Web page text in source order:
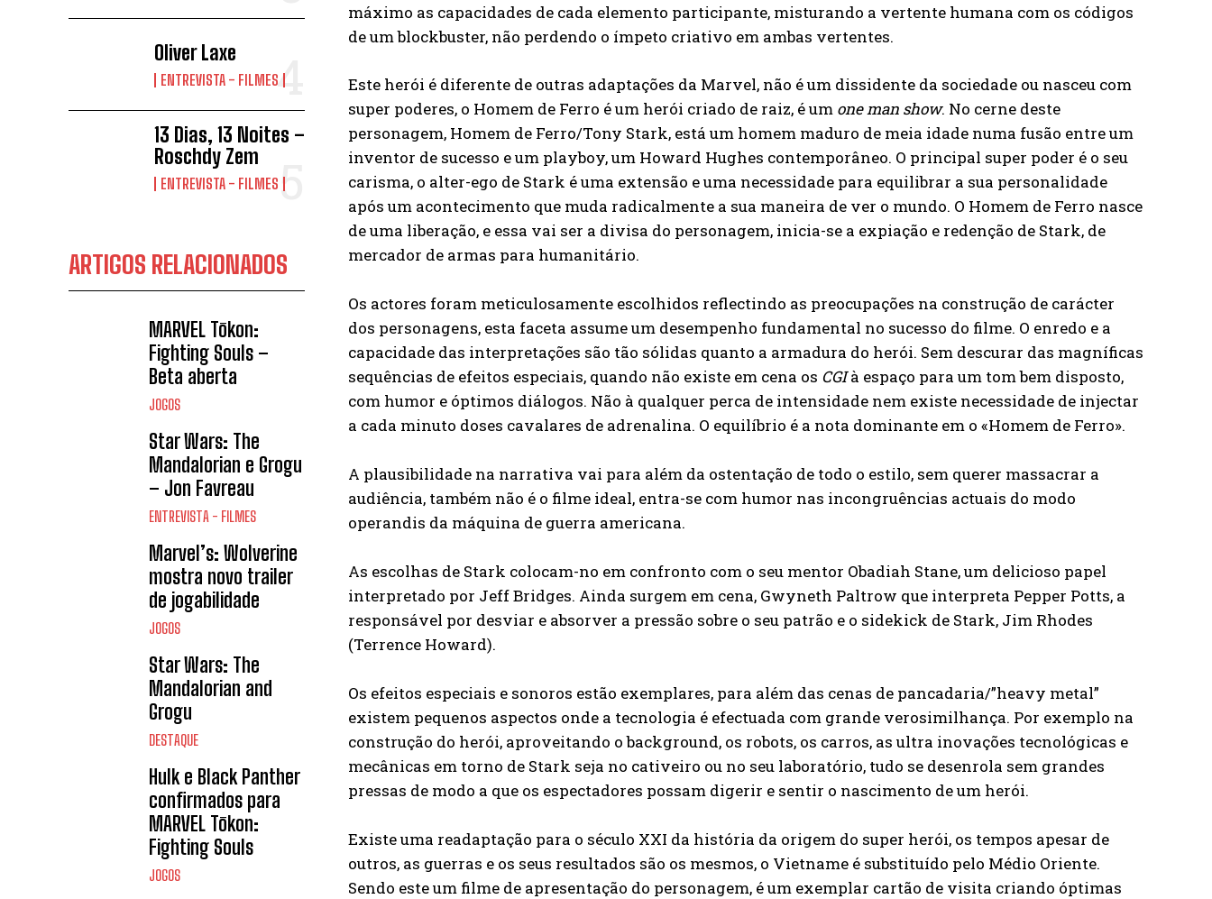
Oliver Laxe
ENTREVISTA - FILMES
13 Dias, 13 Noites –
Roschdy Zem
ENTREVISTA - FILMES
ARTIGOS RELACIONADOS
MARVEL Tōkon:
Fighting Souls –
Beta aberta
JOGOS
Star Wars: The
Mandalorian e Grogu
– Jon Favreau
ENTREVISTA - FILMES
Marvel’s: Wolverine
mostra novo trailer
de jogabilidade
JOGOS
Star Wars: The
Mandalorian and
Grogu
DESTAQUE
Hulk e Black Panther
confirmados para
MARVEL Tōkon:
Fighting Souls
JOGOS
máximo as capacidades de cada elemento participante, misturando a vertente humana com os códigos
de um blockbuster, não perdendo o ímpeto criativo em ambas vertentes.
Este herói é diferente de outras adaptações da Marvel, não é um dissidente da sociedade ou nasceu com
super poderes, o Homem de Ferro é um herói criado de raiz, é um one man show. No cerne deste
personagem, Homem de Ferro/Tony Stark, está um homem maduro de meia idade numa fusão entre um
inventor de sucesso e um playboy, um Howard Hughes contemporâneo. O principal super poder é o seu
carisma, o alter-ego de Stark é uma extensão e uma necessidade para equilibrar a sua personalidade
após um acontecimento que muda radicalmente a sua maneira de ver o mundo. O Homem de Ferro nasce
de uma liberação, e essa vai ser a divisa do personagem, inicia-se a expiação e redenção de Stark, de
mercador de armas para humanitário.
Os actores foram meticulosamente escolhidos reflectindo as preocupações na construção de carácter
dos personagens, esta faceta assume um desempenho fundamental no sucesso do filme. O enredo e a
capacidade das interpretações são tão sólidas quanto a armadura do herói. Sem descurar das magníficas
sequências de efeitos especiais, quando não existe em cena os CGIà espaço para um tom bem disposto,
com humor e óptimos diálogos. Não à qualquer perca de intensidade nem existe necessidade de injectar
a cada minuto doses cavalares de adrenalina. O equilíbrio é a nota dominante em o «Homem de Ferro».
A plausibilidade na narrativa vai para além da ostentação de todo o estilo, sem querer massacrar a
audiência, também não é o filme ideal, entra-se com humor nas incongruências actuais do modo
operandis da máquina de guerra americana.
As escolhas de Stark colocam-no em confronto com o seu mentor Obadiah Stane, um delicioso papel
interpretado por Jeff Bridges. Ainda surgem em cena, Gwyneth Paltrow que interpreta Pepper Potts, a
responsável por desviar e absorver a pressão sobre o seu patrão e o sidekick de Stark, Jim Rhodes
(Terrence Howard).
Os efeitos especiais e sonoros estão exemplares, para além das cenas de pancadaria/”heavy metal”
existem pequenos aspectos onde a tecnologia é efectuada com grande verosimilhança. Por exemplo na
construção do herói, aproveitando o background, os robots, os carros, as ultra inovações tecnológicas e
mecânicas em torno de Stark seja no cativeiro ou no seu laboratório, tudo se desenrola sem grandes
pressas de modo a que os espectadores possam digerir e sentir o nascimento de um herói.
Existe uma readaptação para o século XXI da história da origem do super herói, os tempos apesar de
outros, as guerras e os seus resultados são os mesmos, o Vietname é substituído pelo Médio Oriente.
Sendo este um filme de apresentação do personagem, é um exemplar cartão de visita criando óptimas